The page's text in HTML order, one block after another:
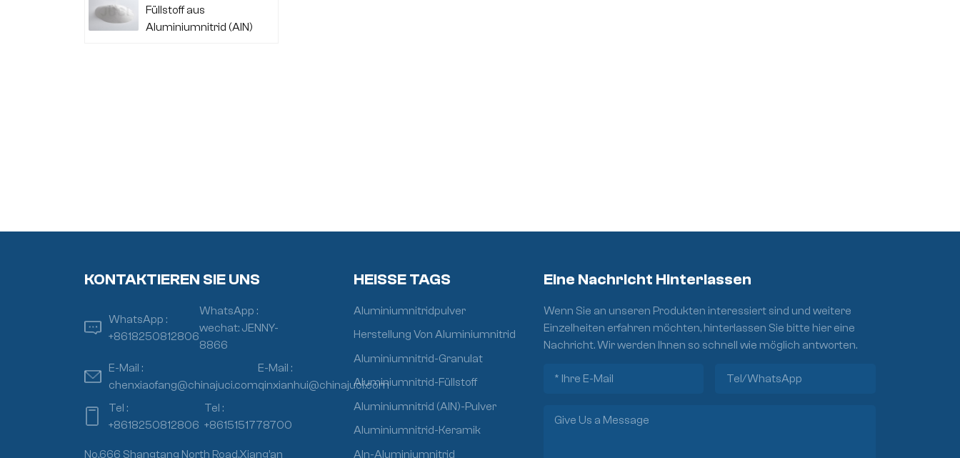
Füllstoff aus
Aluminiumnitrid (AlN)
KONTAKTIEREN SIE UNS
WhatsApp :
+8618250812806
WhatsApp :
wechat: JENNY-
8866
E-Mail :
chenxiaofang@chinajuci.com
E-Mail :
qinxianhui@chinajuci.com
Tel :
+8618250812806
Tel :
+8615151778700
No.666 Shangtang North Road,Xiang’an
HEISSE TAGS
Aluminiumnitridpulver
Herstellung Von Aluminiumnitrid
Aluminiumnitrid-Granulat
Aluminiumnitrid-Füllstoff
Aluminiumnitrid (AlN)-Pulver
Aluminiumnitrid-Keramik
Aln-Aluminiumnitrid
Eine Nachricht Hinterlassen
Wenn Sie an unseren Produkten interessiert sind und weitere
Einzelheiten erfahren möchten, hinterlassen Sie bitte hier eine
Nachricht. Wir werden Ihnen so schnell wie möglich antworten.